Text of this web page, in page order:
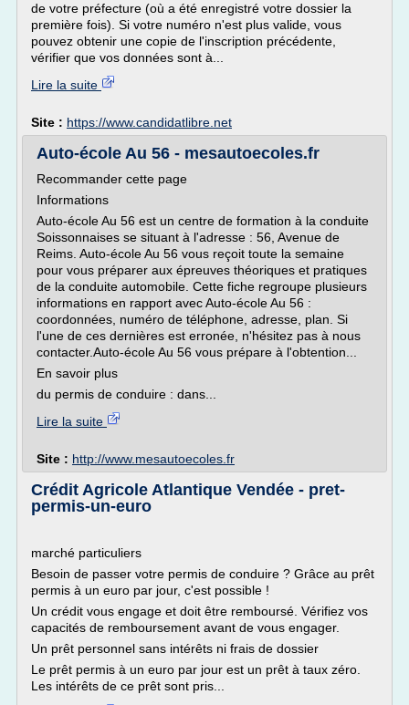
de votre préfecture (où a été enregistré votre dossier la
première fois). Si votre numéro n'est plus valide, vous
pouvez obtenir une copie de l'inscription précédente,
vérifier que vos données sont à...
Lire la suite
Site : https://www.candidatlibre.net
Auto-école Au 56 - mesautoecoles.fr
Recommander cette page
Informations
Auto-école Au 56 est un centre de formation à la conduite
Soissonnaises se situant à l'adresse : 56, Avenue de
Reims. Auto-école Au 56 vous reçoit toute la semaine
pour vous préparer aux épreuves théoriques et pratiques
de la conduite automobile. Cette fiche regroupe plusieurs
informations en rapport avec Auto-école Au 56 :
coordonnées, numéro de téléphone, adresse, plan. Si
l'une de ces dernières est erronée, n'hésitez pas à nous
contacter.Auto-école Au 56 vous prépare à l'obtention...
En savoir plus
du permis de conduire : dans...
Lire la suite
Site : http://www.mesautoecoles.fr
Crédit Agricole Atlantique Vendée - pret-
permis-un-euro
marché particuliers
Besoin de passer votre permis de conduire ? Grâce au prêt
permis à un euro par jour, c'est possible !
Un crédit vous engage et doit être remboursé. Vérifiez vos
capacités de remboursement avant de vous engager.
Un prêt personnel sans intérêts ni frais de dossier
Le prêt permis à un euro par jour est un prêt à taux zéro.
Les intérêts de ce prêt sont pris...